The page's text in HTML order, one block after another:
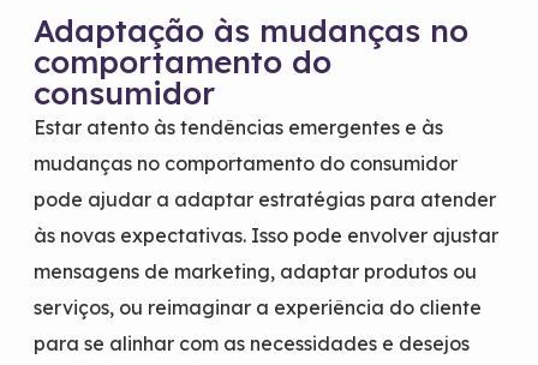
Adaptação às mudanças no
comportamento do
consumidor
Estar atento às tendências emergentes e às
mudanças no comportamento do consumidor
pode ajudar a adaptar estratégias para atender
às novas expectativas. Isso pode envolver ajustar
mensagens de marketing, adaptar produtos ou
serviços, ou reimaginar a experiência do cliente
para se alinhar com as necessidades e desejos